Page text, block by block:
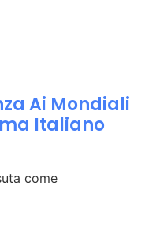
Ai Mondiali
Italiano
come